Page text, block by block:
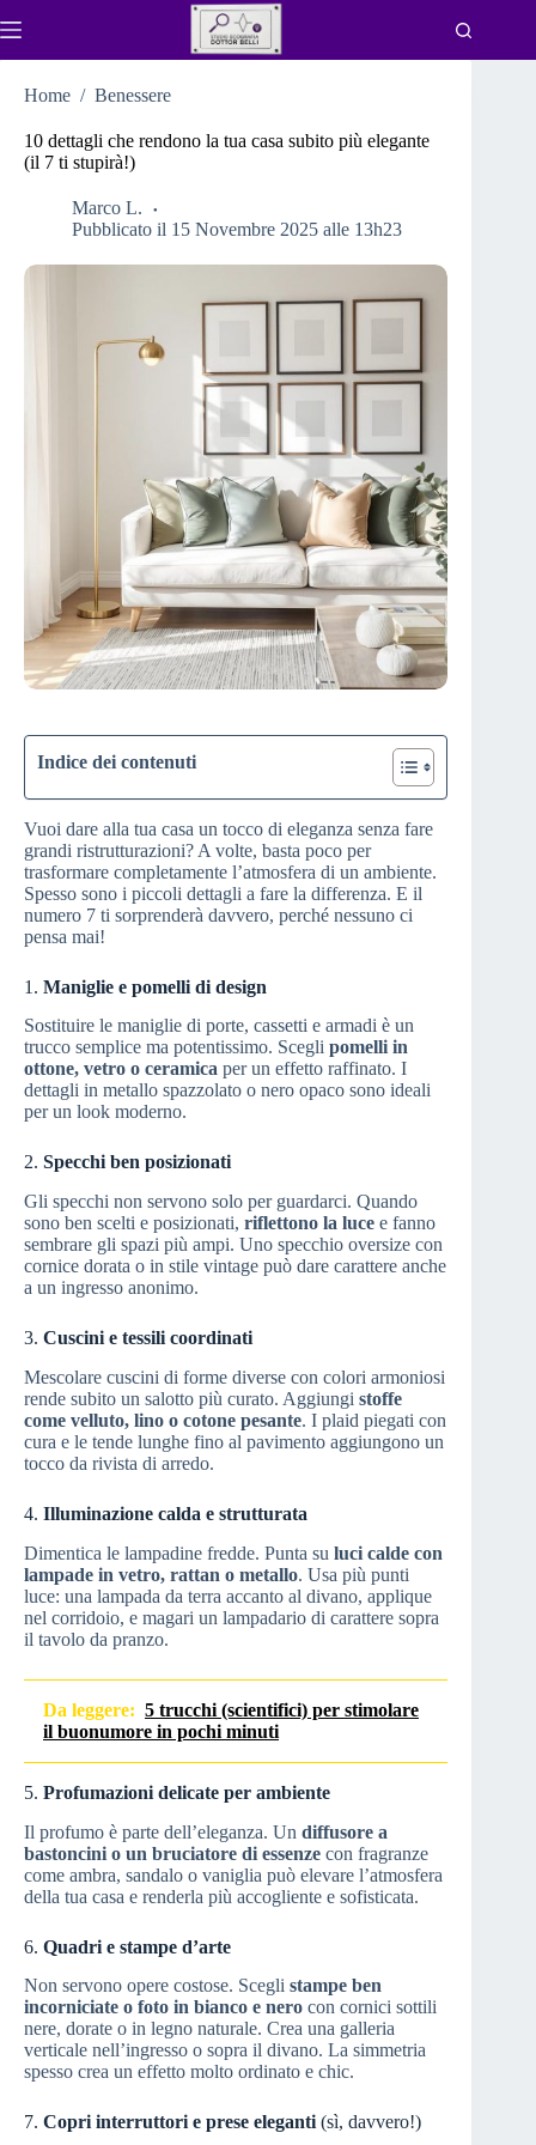
al
Home / Benessere
10 dettagli che rendono la tua casa subito più elegante
(il 7 ti stupirà!)
Marco L.
Pubblicato il 15 Novembre 2025 alle 13h23
Indice dei contenuti
Vuoi dare alla tua casa un tocco di eleganza senza fare
grandi ristrutturazioni? A volte, basta poco per
trasformare completamente l’atmosfera di un ambiente.
Spesso sono i piccoli dettagli a fare la differenza. E il
numero 7 ti sorprenderà davvero, perché nessuno ci
pensa mai!
1. Maniglie e pomelli di design
Sostituire le maniglie di porte, cassetti e armadi è un
trucco semplice ma potentissimo. Scegli pomelli in
ottone, vetro o ceramica per un effetto raffinato. I
dettagli in metallo spazzolato o nero opaco sono ideali
per un look moderno.
2. Specchi ben posizionati
Gli specchi non servono solo per guardarci. Quando
sono ben scelti e posizionati, riflettono la luce e fanno
sembrare gli spazi più ampi. Uno specchio oversize con
cornice dorata o in stile vintage può dare carattere anche
a un ingresso anonimo.
3. Cuscini e tessili coordinati
Mescolare cuscini di forme diverse con colori armoniosi
rende subito un salotto più curato. Aggiungi stoffe
come velluto, lino o cotone pesante. I plaid piegati con
cura e le tende lunghe fino al pavimento aggiungono un
tocco da rivista di arredo.
4. Illuminazione calda e strutturata
Dimentica le lampadine fredde. Punta su luci calde con
lampade in vetro, rattan o metallo. Usa più punti
luce: una lampada da terra accanto al divano, applique
nel corridoio, e magari un lampadario di carattere sopra
il tavolo da pranzo.
Da leggere: 5 trucchi (scientifici) per stimolare
il buonumore in pochi minuti
5. Profumazioni delicate per ambiente
Il profumo è parte dell’eleganza. Un diffusore a
bastoncini o un bruciatore di essenze con fragranze
come ambra, sandalo o vaniglia può elevare l’atmosfera
della tua casa e renderla più accogliente e sofisticata.
6. Quadri e stampe d’arte
Non servono opere costose. Scegli stampe ben
incorniciate o foto in bianco e nero con cornici sottili
nere, dorate o in legno naturale. Crea una galleria
verticale nell’ingresso o sopra il divano. La simmetria
spesso crea un effetto molto ordinato e chic.
7. Copri interruttori e prese eleganti (sì, davvero!)